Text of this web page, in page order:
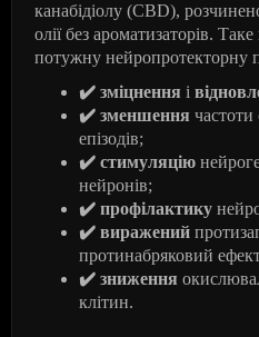
канабідіолу (CBD),
олії без ароматизаторів.
потужну нейропротекторну
✔️ зміцнення і
✔️ зменшення
епізодів;
✔️ стимуляцію
нейронів;
✔️ профілактику
✔️ виражений
протинабряковий
✔️ зниження
клітин.